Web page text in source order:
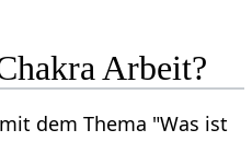
Arbeit?
dem Thema "Was ist